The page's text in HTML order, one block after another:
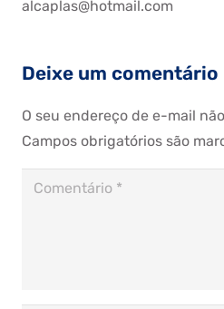
alcaplas@hotmail.com
Deixe um comentário
O seu endereço de e-mail
Campos obrigatórios são